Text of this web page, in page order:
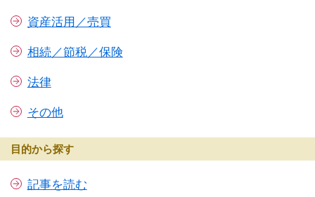
資産活用／売買
相続／節税／保険
法律
その他
目的から探す
記事を読む